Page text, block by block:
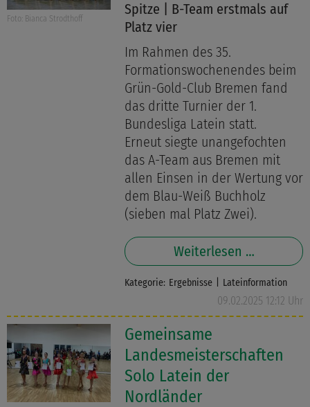
Foto: Bianca Strodthoff
Spitze | B-Team erstmals auf
Platz vier
Im Rahmen des 35.
Formationswochenendes beim
Grün-Gold-Club Bremen fand
das dritte Turnier der 1.
Bundesliga Latein statt.
Erneut siegte unangefochten
das A-Team aus Bremen mit
allen Einsen in der Wertung vor
dem Blau-Weiß Buchholz
(sieben mal Platz Zwei).
Weiterlesen …
Kategorie: Ergebnisse Lateinformation
09.02.2025 12:12 Uhr
Gemeinsame
Landesmeisterschaften
Solo Latein der
Nordländer